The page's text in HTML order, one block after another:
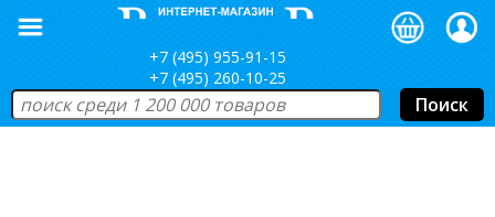
+7 (495) 955-91-15
+7 (495) 260-10-25